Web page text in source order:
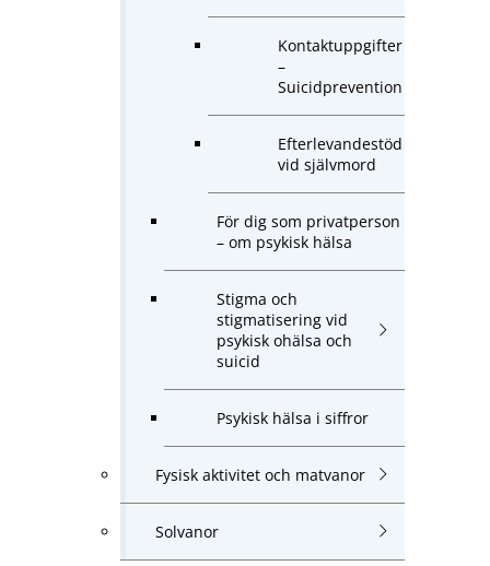
Kontaktuppgifter
–
Suicidprevention
Efterlevandestöd
vid självmord
För dig som privatperson
– om psykisk hälsa
Stigma och
stigmatisering vid
psykisk ohälsa och
suicid
Psykisk hälsa i siffror
Fysisk aktivitet och matvanor
Solvanor